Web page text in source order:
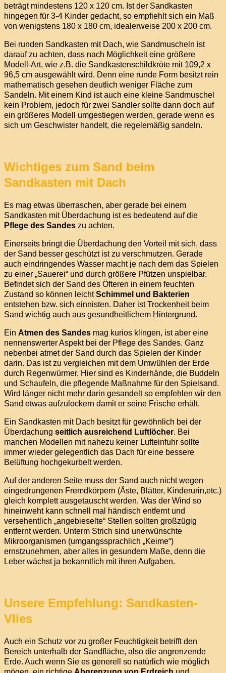
beträgt mindestens 120 x 120 cm. Ist der Sandkasten
hingegen für 3-4 Kinder gedacht, so empfiehlt sich ein Maß
von wenigstens 180 x 180 cm, idealerweise 200 x 200 cm.
Bei runden Sandkasten mit Dach, wie Sandmuscheln ist
darauf zu achten, dass nach Möglichkeit eine größere
Modell-Art, wie z.B. die Sandkastenschildkröte mit 109,2 x
96,5 cm ausgewählt wird. Denn eine runde Form besitzt rein
mathematisch gesehen deutlich weniger Fläche zum
Sandeln. Mit einem Kind ist auch eine kleine Sandmuschel
kein Problem, jedoch für zwei Sandler sollte dann doch auf
ein größeres Modell umgestiegen werden, gerade wenn es
sich um Geschwister handelt, die regelemäßig sandeln.
Wichtiges zum Sand beim
Sandkasten mit Dach
Es mag etwas überraschen, aber gerade bei einem
Sandkasten mit Überdachung ist es bedeutend auf die
Pflege des Sandes zu achten.
Einerseits bringt die Überdachung den Vorteil mit sich, dass
der Sand besser geschützt ist zu verschmutzen. Gerade
auch eindringendes Wasser macht je nach dem das Spielen
zu einer „Sauerei“ und durch größere Pfützen unspielbar.
Befindet sich der Sand des Öfteren in einem feuchten
Zustand so können leichtSchimmel und Bakterien
entstehen bzw. sich einnisten. Daher ist Trockenheit beim
Sand wichtig auch aus gesundheitlichem Hintergrund.
Ein Atmen des Sandes mag kurios klingen, ist aber eine
nennenswerter Aspekt bei der Pflege des Sandes. Ganz
nebenbei atmet der Sand durch das Spielen der Kinder
darin. Das ist zu vergleichen mit dem Umwühlen der Erde
durch Regenwürmer. Hier sind es Kinderhände, die Buddeln
und Schaufeln, die pflegende Maßnahme für den Spielsand.
Wird länger nicht mehr darin gesandelt so empfehlen wir den
Sand etwas aufzulockern damit er seine Frische erhält.
Ein Sandkasten mit Dach besitzt für gewöhnlich bei der
Überdachung seitlich ausreichend Luftlöcher. Bei
manchen Modellen mit nahezu keiner Lufteinfuhr sollte
immer wieder gelegentlich das Dach für eine bessere
Belüftung hochgekurbelt werden.
Auf der anderen Seite muss der Sand auch nicht wegen
eingedrungenen Fremdkörpern (Äste, Blätter, Kinderurin,etc.)
gleich komplett ausgetauscht werden. Was der Wind so
hineinweht kann schnell mal händisch entfernt und
versehentlich „angebieselte“ Stellen sollten großzügig
entfernt werden. Unterm Strich sind unerwünschte
Mikroorganismen (umgangssprachlich „Keime“)
ernstzunehmen, aber alles in gesundem Maße, denn die
Leber wächst ja bekanntlich mit ihren Aufgaben.
Unsere Empfehlung: Sandkasten-
Vlies
Auch ein Schutz vor zu großer Feuchtigkeit betrifft den
Bereich unterhalb der Sandfläche, also die angrenzende
Erde. Auch wenn Sie es generell so natürlich wie möglich